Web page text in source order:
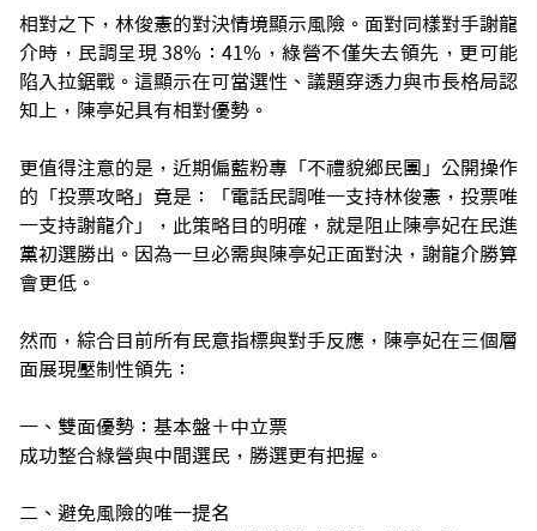
相對之下，林俊憲的對決情境顯示風險。面對同樣對手謝龍
介時，民調呈現 38%：41%，綠營不僅失去領先，更可能
陷入拉鋸戰。這顯示在可當選性、議題穿透力與市長格局認
知上，陳亭妃具有相對優勢。
更值得注意的是，近期偏藍粉專「不禮貌鄉民團」公開操作
的「投票攻略」竟是：「電話民調唯一支持林俊憲，投票唯
一支持謝龍介」，此策略目的明確，就是阻止陳亭妃在民進
黨初選勝出。因為一旦必需與陳亭妃正面對決，謝龍介勝算
會更低。
然而，綜合目前所有民意指標與對手反應，陳亭妃在三個層
面展現壓制性領先：
一、雙面優勢：基本盤＋中立票
成功整合綠營與中間選民，勝選更有把握。
二、避免風險的唯一提名